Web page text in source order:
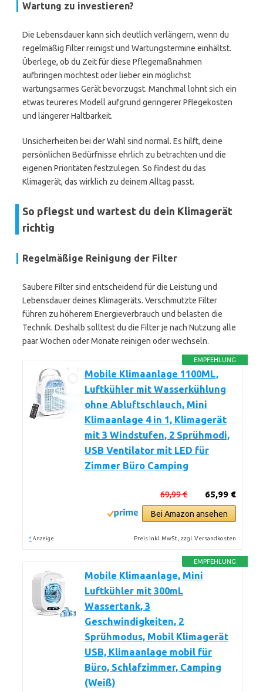
Wartung zu investieren?
Die Lebensdauer kann sich deutlich verlängern, wenn du
regelmäßig Filter reinigst und Wartungstermine einhältst.
Überlege, ob du Zeit für diese Pflegemaßnahmen
aufbringen möchtest oder lieber ein möglichst
wartungsarmes Gerät bevorzugst. Manchmal lohnt sich ein
etwas teureres Modell aufgrund geringerer Pflegekosten
und längerer Haltbarkeit.
Unsicherheiten bei der Wahl sind normal. Es hilft, deine
persönlichen Bedürfnisse ehrlich zu betrachten und die
eigenen Prioritäten festzulegen. So findest du das
Klimagerät, das wirklich zu deinem Alltag passt.
So pflegst und wartest du dein Klimagerät
richtig
Regelmäßige Reinigung der Filter
Saubere Filter sind entscheidend für die Leistung und
Lebensdauer deines Klimageräts. Verschmutzte Filter
führen zu höherem Energieverbrauch und belasten die
Technik. Deshalb solltest du die Filter je nach Nutzung alle
paar Wochen oder Monate reinigen oder wechseln.
EMPFEHLUNG
Mobile Klimaanlage 1100ML,
Luftkühler mit Wasserkühlung
ohne Abluftschlauch, Mini
Klimaanlage 4 in 1, Klimagerät
mit 3 Windstufen, 2 Sprühmodi,
USB Ventilator mit LED für
Zimmer Büro Camping
65,99 €
69,99 €
Bei Amazon ansehen
* Anzeige Preis inkl. MwSt., zzgl. Versandkosten
EMPFEHLUNG
Mobile Klimaanlage, Mini
Luftkühler mit 300mL
Wassertank, 3
Geschwindigkeiten, 2
Sprühmodus, Mobil Klimagerät
USB, Klimaanlage mobil für
Büro, Schlafzimmer, Camping
(Weiß)